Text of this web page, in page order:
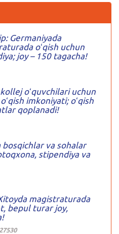
Germaniyada
oʻqish uchun
joy – 150 tagacha!
oʻquvchilari uchun
imkoniyati; oʻqish
qoplanadi!
bosqichlar va sohalar
stipendiya va
magistraturada
bepul turar joy,